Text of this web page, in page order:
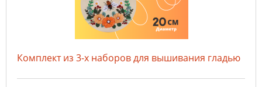
Комплект из 3-х наборов для вышивания гладью